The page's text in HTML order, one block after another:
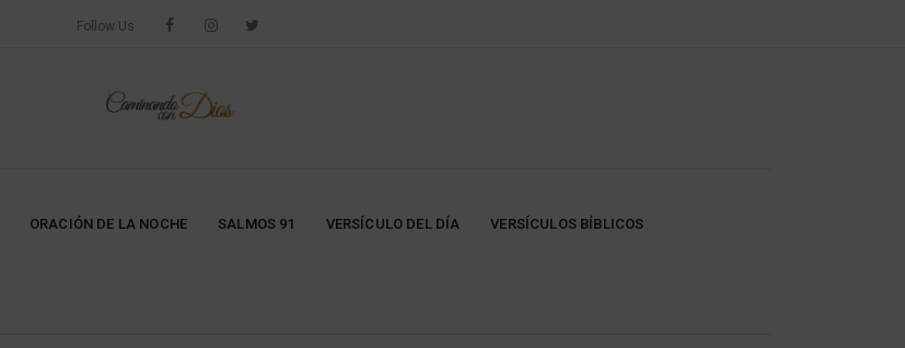
Follow Us
ORACIÓN DE LA NOCHE SALMOS 91 VERSÍCULO DEL DÍA VERSÍCULOS BÍBLICOS